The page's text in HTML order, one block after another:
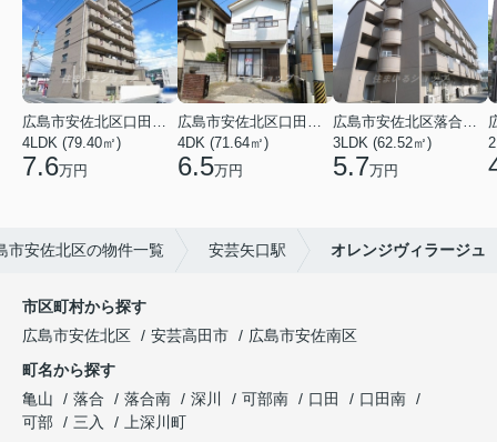
広島市安佐北区口田３丁目
4LDK (79.40㎡)
7.6万円
広島市安佐北区口田５丁目
4DK (71.64㎡)
6.5万円
広島市安佐北区落合２丁目
3LDK (62.52㎡)
5.7万円
市安佐北区の物件一覧 安芸矢口駅 オレンジヴィラージュ
市区町村から探す
広島市安佐北区
安芸高田市
広島市安佐南区
町名から探す
亀山
落合 落合南 深川 可部南 口田
口田南
可部
三入
上深川町